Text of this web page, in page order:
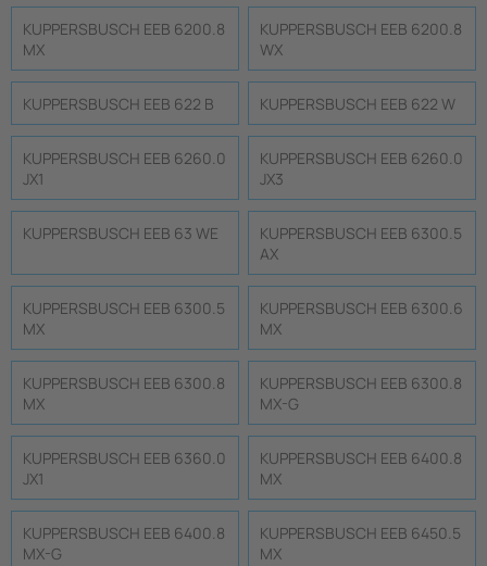
KUPPERSBUSCH EEB 6200.8
MX
KUPPERSBUSCH EEB 6200.8
WX
KUPPERSBUSCH EEB 622 B KUPPERSBUSCH EEB 622 W
KUPPERSBUSCH EEB 6260.0
JX1
KUPPERSBUSCH EEB 6260.0
JX3
KUPPERSBUSCH EEB 63 WE
KUPPERSBUSCH EEB 6300.5
AX
KUPPERSBUSCH EEB 6300.5
MX
KUPPERSBUSCH EEB 6300.6
MX
KUPPERSBUSCH EEB 6300.8
MX
KUPPERSBUSCH EEB 6300.8
MX-G
KUPPERSBUSCH EEB 6360.0
JX1
KUPPERSBUSCH EEB 6400.8
MX
KUPPERSBUSCH EEB 6400.8
MX-G
KUPPERSBUSCH EEB 6450.5
MX